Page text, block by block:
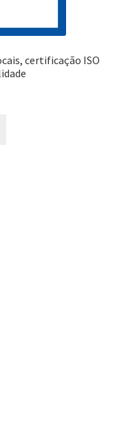
certificação ISO